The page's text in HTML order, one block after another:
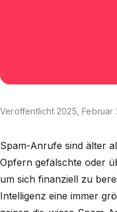
Veröffentlicht 2025, Februar
Spam-Anrufe sind älter
Opfern gefälschte oder
um sich finanziell zu
Intelligenz eine immer